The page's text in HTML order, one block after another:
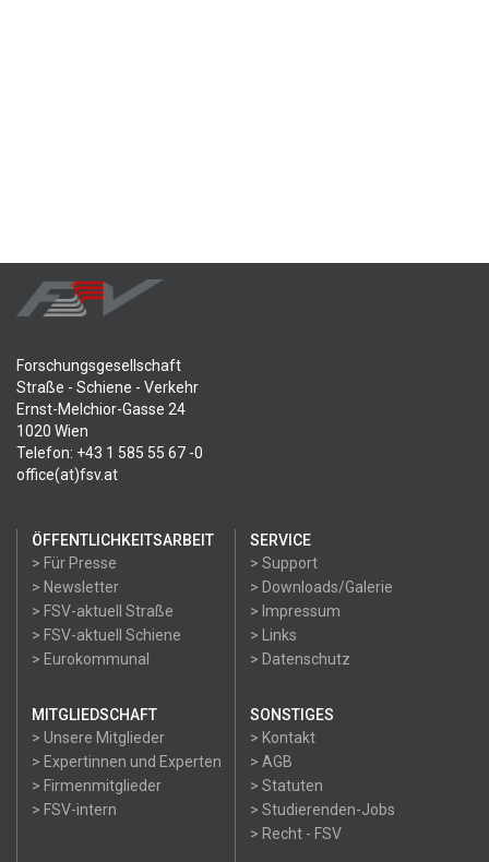
Forschungsgesellschaft
Straße - Schiene - Verkehr
Ernst-Melchior-Gasse 24
1020 Wien
Telefon: +43 1 585 55 67 -0
office(at)fsv.at
ÖFFENTLICHKEITSARBEIT
> Für Presse
> Newsletter
> FSV-aktuell Straße
> FSV-aktuell Schiene
> Eurokommunal
SERVICE
> Support
> Downloads/Galerie
> Impressum
> Links
> Datenschutz
MITGLIEDSCHAFT
> Unsere Mitglieder
> Expertinnen und Experten
> Firmenmitglieder
> FSV-intern
SONSTIGES
> Kontakt
> AGB
> Statuten
> Studierenden-Jobs
> Recht - FSV